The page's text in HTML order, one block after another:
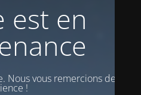
est en
vous remercions de votre
!